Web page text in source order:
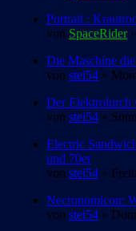
Portrait :
von SpaceRider»
Die Maschine
von stei54 »
Der Elektrolurch
von stei54 »
Electric
und 70er
von stei54 »
Necronomicon:
von stei54 »